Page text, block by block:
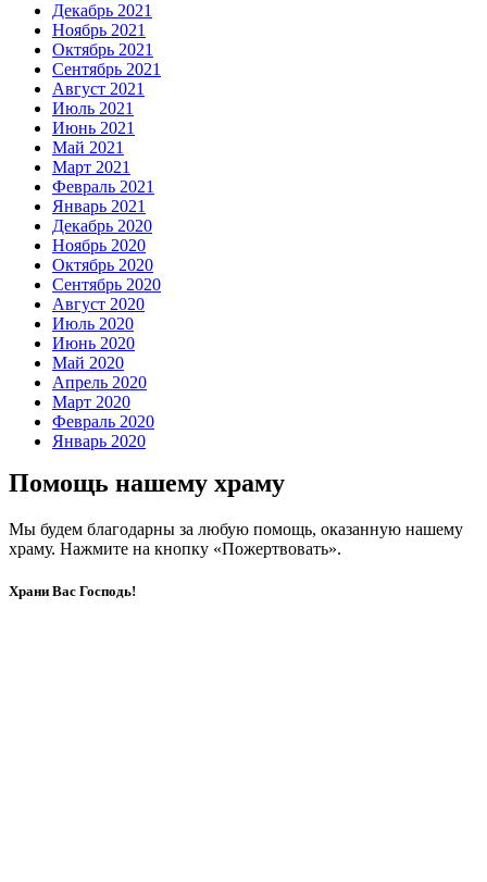
Декабрь 2021
Ноябрь 2021
Октябрь 2021
Сентябрь 2021
Август 2021
Июль 2021
Июнь 2021
Май 2021
Март 2021
Февраль 2021
Январь 2021
Декабрь 2020
Ноябрь 2020
Октябрь 2020
Сентябрь 2020
Август 2020
Июль 2020
Июнь 2020
Май 2020
Апрель 2020
Март 2020
Февраль 2020
Январь 2020
Помощь нашему храму
Мы будем благодарны за любую помощь, оказанную нашему
храму. Нажмите на кнопку «Пожертвовать».
Храни Вас Господь!